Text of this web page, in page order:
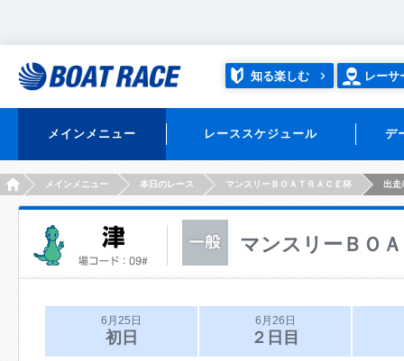
知る楽しむ レーサ
メインメニュー レーススケジュール デ
HOMEメインメニュー 本日のレース マンスリーＢＯＡＴＲＡＣＥ杯 出走
マンスリーＢＯ
6月25日
初日
6月26日
２日目